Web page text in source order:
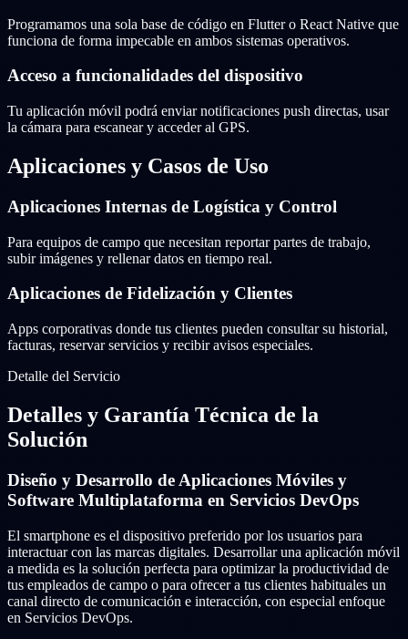
Programamos una sola base de código en Flutter o React Native que
funciona de forma impecable en ambos sistemas operativos.
Acceso a funcionalidades del dispositivo
Tu aplicación móvil podrá enviar notificaciones push directas, usar
la cámara para escanear y acceder al GPS.
Aplicaciones y Casos de Uso
Aplicaciones Internas de Logística y Control
Para equipos de campo que necesitan reportar partes de trabajo,
subir imágenes y rellenar datos en tiempo real.
Aplicaciones de Fidelización y Clientes
Apps corporativas donde tus clientes pueden consultar su historial,
facturas, reservar servicios y recibir avisos especiales.
Detalle del Servicio
Detalles y Garantía Técnica de la
Solución
Diseño y Desarrollo de Aplicaciones Móviles y
Software Multiplataforma en Servicios DevOps
El smartphone es el dispositivo preferido por los usuarios para
interactuar con las marcas digitales. Desarrollar una aplicación móvil
a medida es la solución perfecta para optimizar la productividad de
tus empleados de campo o para ofrecer a tus clientes habituales un
canal directo de comunicación e interacción, con especial enfoque
en Servicios DevOps.